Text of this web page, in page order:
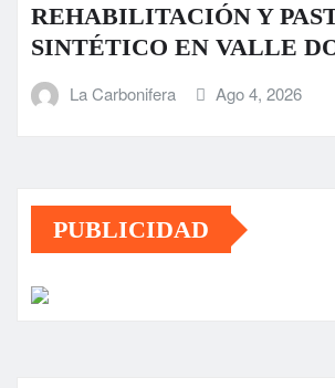
REHABILITACIÓN Y
SINTÉTICO EN VALLE
La Carbonifera Ago 4, 2026
PUBLICIDAD